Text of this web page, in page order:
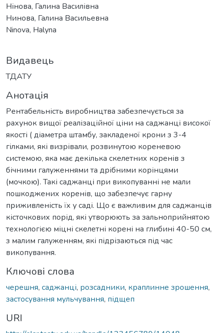
Нінова, Галина Василівна
Нинова, Галина Васильевна
Ninova, Halyna
Видавець
ТДАТУ
Анотація
Рентабельність виробництва забезпечується за
рахунок вищої реалізаційної ціни на саджанці високої
якості ( діаметра штамбу, закладеної крони з 3-4
гілками, які визрівали, розвинутою кореневою
системою, яка має декілька скелетних коренів з
бічними галуженнями та дрібними корінцями
(мочкою). Такі саджанці при викопуванні не мали
пошкоджених коренів, що забезпечує гарну
приживленість їх у саді. Що є важливим для саджанців
кісточкових порід, які утворюють за зальноприйнятою
технологією міцні скелетні корені на глибині 40-50 см,
з малим галуженням, які підрізаються під час
викопування.
Ключові слова
черешня, саджанці, розсадники, краплинне зрошення,
застосування мульчування, підщеп
URI